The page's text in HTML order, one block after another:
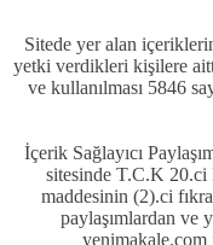
Sitede yer alan
yetki verdikleri kişilere
ve kullanılması 5846
İçerik Sağlayıcı
sitesinde T.C.K 20.ci
maddesinin (2).ci
paylaşımlardan ve
yenimakale.com